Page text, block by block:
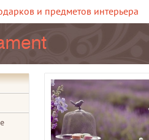
и предметов интерьера